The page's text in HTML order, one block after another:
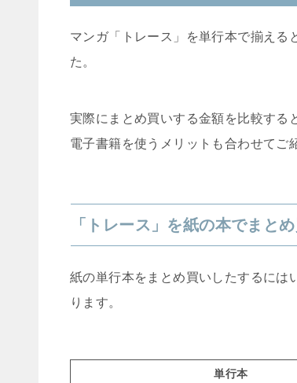
マンガ「トレース」を単行本で揃える
た。
実際にまとめ買いする金額を比較する
電子書籍を使うメリットも合わせてご
「トレース」を紙の本でまと
紙の単行本をまとめ買いしたするには
ります。
単行本